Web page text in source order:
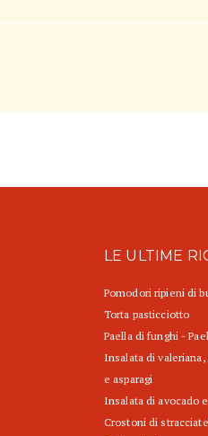
LE ULTIME
Pomodori ripieni di
Torta pasticciotto
Paella di funghi -
Insalata di
e asparagi
Insalata di avocado
Crostoni di